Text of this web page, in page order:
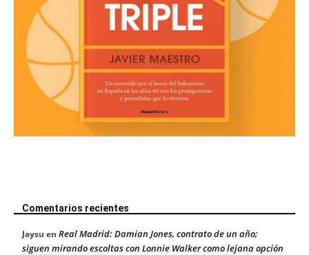
Comentarios recientes
Jaysu en Real Madrid: Damian Jones, contrato de un año;
siguen mirando escoltas con Lonnie Walker como lejana opción